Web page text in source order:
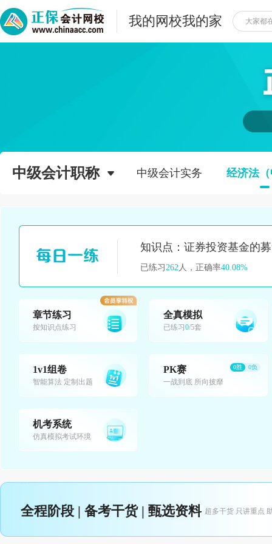
我的网校我的家
中级会计职称 中级会计实务 经济法
已练习 262 人，正确率40.08%
章节练习
按知识点练习
全真模拟
已练习 0/5套
1v1组卷
智能算法 定制出题
PK赛
一战到底 所向披靡
0胜 0负
机考系统
仿真模拟考试环境
全程阶段 | 备考干货 | 甄选资料 超多干货 只讲重点